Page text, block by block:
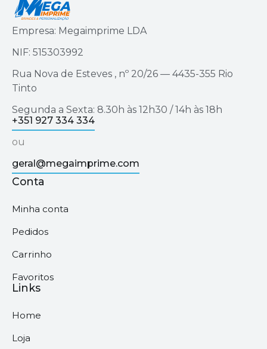
Empresa: Megaimprime LDA
NIF: 515303992
Rua Nova de Esteves , nº 20/26 — 4435-355 Rio
Tinto
Segunda a Sexta: 8.30h às 12h30 / 14h às 18h
+351 927 334 334
ou
geral@megaimprime.com
Conta
Minha conta
Pedidos
Carrinho
Favoritos
Links
Home
Loja